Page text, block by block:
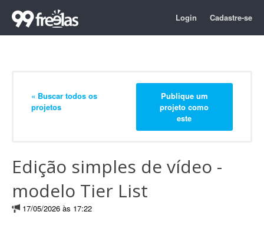
Login Cadastre-se
« Buscar todos os
projetos
Publique um
projeto como
este
Edição simples de vídeo -
modelo Tier List
17/05/2026 às 17:22